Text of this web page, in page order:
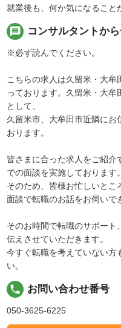
就業後も、何か気になること
message コンサルタントか
※必ず読んでください。
こちらの求人は久留米・大
っております。久留米・大牟
として、
久留米市、大牟田市近隣にお
おります。
皆さまに合った求人をご紹
での面談を実施しております。
そのため、皆様お忙しいと
面談で転職のお話をお伺いで
そのお時間で転職のサポート
伝えさせていただきます。
今すぐ転職を考えていない方
い。
local_phone お問い合わせ番号
050-3625-6225